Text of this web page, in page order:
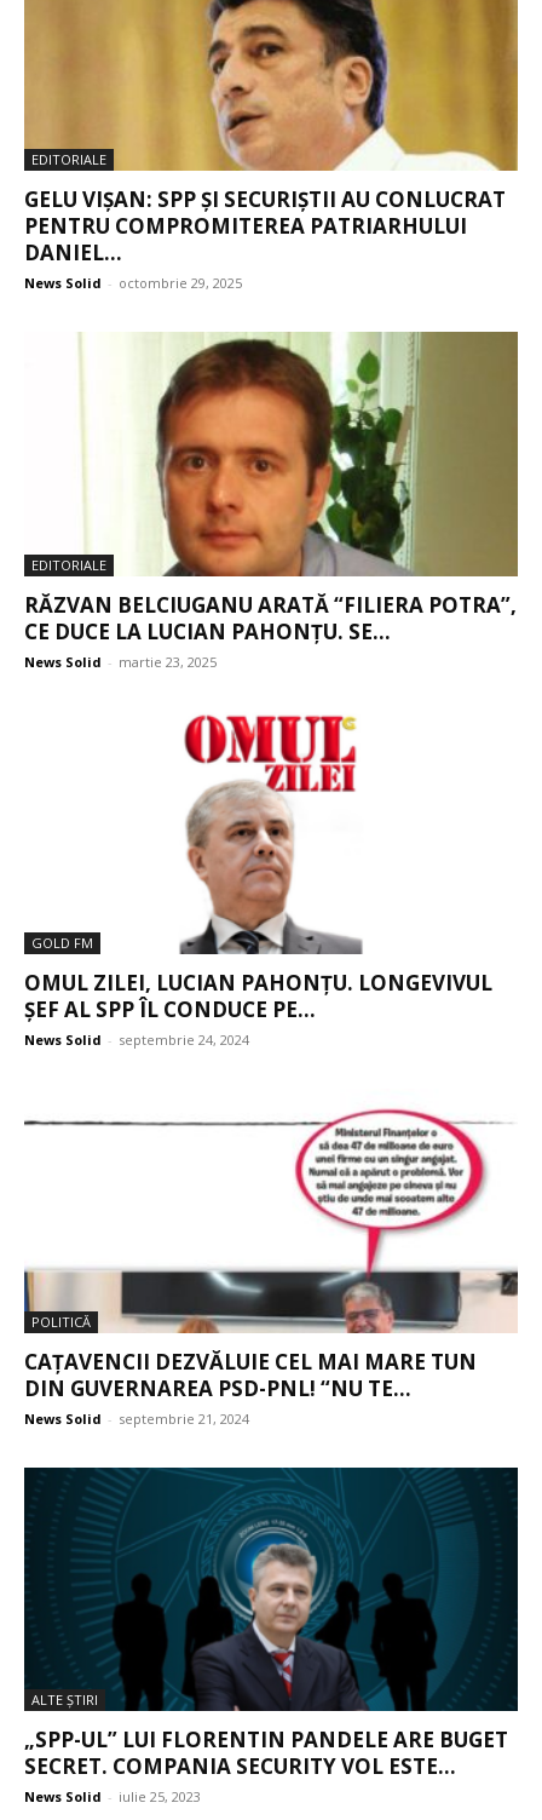
EDITORIALE
GELU VIȘAN: SPP ȘI SECURIȘTII AU CONLUCRAT
PENTRU COMPROMITEREA PATRIARHULUI
DANIEL...
News Solid - octombrie 29, 2025
EDITORIALE
RĂZVAN BELCIUGANU ARATĂ “FILIERA POTRA”,
CE DUCE LA LUCIAN PAHONȚU. SE...
News Solid - martie 23, 2025
GOLD FM
OMUL ZILEI, LUCIAN PAHONȚU. LONGEVIVUL
ȘEF AL SPP ÎL CONDUCE PE...
News Solid - septembrie 24, 2024
POLITICĂ
CAȚAVENCII DEZVĂLUIE CEL MAI MARE TUN
DIN GUVERNAREA PSD-PNL! “NU TE...
News Solid - septembrie 21, 2024
ALTE ŞTIRI
„SPP-UL” LUI FLORENTIN PANDELE ARE BUGET
SECRET. COMPANIA SECURITY VOL ESTE...
News Solid - iulie 25, 2023